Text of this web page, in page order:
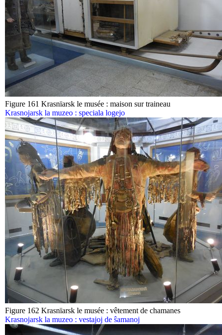
Figure 161 Krasnïarsk le musée : maison sur traineau
Krasnojarsk la muzeo : speciala logejo
Figure 162 Krasnïarsk le musée : vêtement de chamanes
Krasnojarsk la muzeo : vestajoj de ŝamanoj